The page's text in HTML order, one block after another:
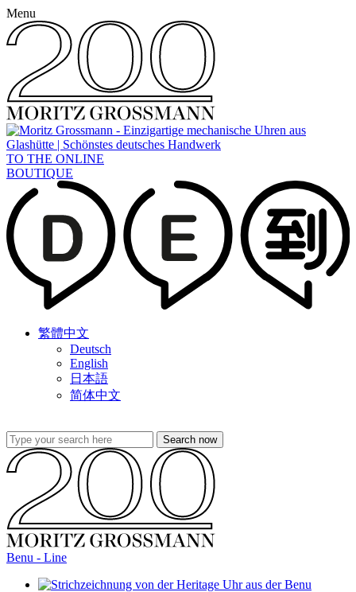
Menu
TO THE ONLINE
BOUTIQUE
繁體中文
Deutsch
English
日本語
简体中文
Benu - Line